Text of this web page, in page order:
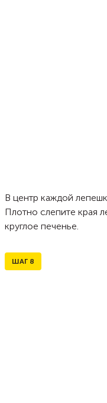
В центр каждой
Плотно слепите края
круглое печенье.
ШАГ 8